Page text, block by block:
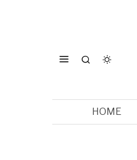
HOME